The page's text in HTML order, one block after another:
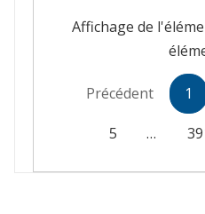
Affichage de
Précédent 1
5 …